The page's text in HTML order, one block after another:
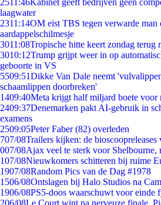
2511:46Kabinet geeft bedrijven geen
laagwater
2311:14OM eist TBS tegen verwarde man
aardappelschilmesje
3011:08Tropische hitte keert zondag terug
3010:12Trump grijpt weer in op
geboorte in VS
5509:51Dikke Van Dale neemt
schaamlippen doorbreken'
1409:40Meta krijgt half miljard boete voor
2409:37Denemarken pakt AI-gebruik in
examens
2509:05Peter Faber (82) overleden
707/08Trailers kijken: de bioscoopreleases
007/08Ajax veel te sterk voor Shelbourne,
107/08Nieuwkomers schitteren bij ruime
1907/08Random Pics van de Dag #1978
1506/08Ontslagen bij Halo Studios na
1906/08PS5-doos waarschuwt voor einde
206/08Le Court wint na nerveuze finale,